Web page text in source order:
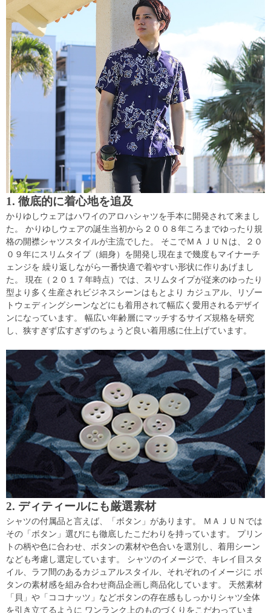
1. 徹底的に着心地を追及
かりゆしウェアはハワイのアロハシャツを手本に開発されて来まし
た。 かりゆしウェアの誕生当初から２００８年ころまでゆったり規
格の開襟シャツスタイルが主流でした。 そこでＭＡＪＵＮは、２０
０９年にスリムタイプ（細身）を開発し現在まで幾度もマイナーチ
ェンジを 繰り返しながら一番快適で着やすい形状に作りあげまし
た。 現在（２０１７年時点）では、スリムタイプが従来のゆったり
型より多く生産されビジネスシーンはもとより カジュアル、リゾー
トウェディングシーンなどにも着用されて幅広く愛用されるデザイ
ンになっています。 幅広い年齢層にマッチするサイズ規格を研究
し、狭すぎず広すぎずのちょうど良い着用感に仕上げています。
2. ディティールにも厳選素材
シャツの付属品と言えば、「ボタン」があります。 ＭＡＪＵＮでは
その「ボタン」選びにも徹底したこだわりを持っています。 プリン
トの柄や色に合わせ、ボタンの素材や色合いを選別し、着用シーン
なども考慮し選定しています。 シャツのイメージで、キレイ目スタ
イル、ラフ間のあるカジュアルスタイル、それぞれのイメージに ボ
タンの素材感を組み合わせ商品企画し商品化しています。 天然素材
「貝」や「ココナッツ」などボタンの存在感もしっかりシャツ全体
を引き立てるように ワンランク上のものづくりをこだわっていま